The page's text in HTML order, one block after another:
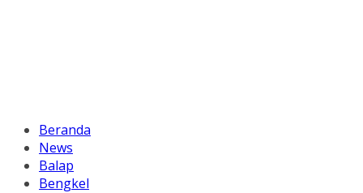
Beranda
News
Balap
Bengkel